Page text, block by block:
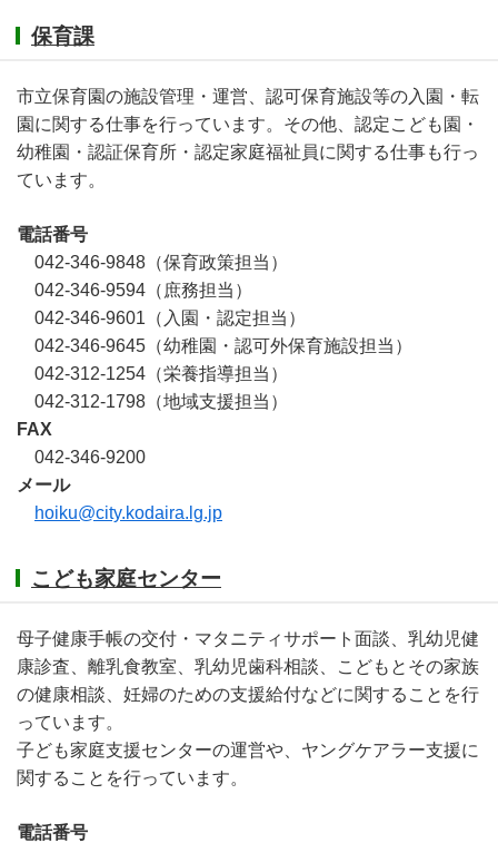
保育課
市立保育園の施設管理・運営、認可保育施設等の入園・転
園に関する仕事を行っています。その他、認定こども園・
幼稚園・認証保育所・認定家庭福祉員に関する仕事も行っ
ています。
電話番号
042-346-9848（保育政策担当）
042-346-9594（庶務担当）
042-346-9601（入園・認定担当）
042-346-9645（幼稚園・認可外保育施設担当）
042-312-1254（栄養指導担当）
042-312-1798（地域支援担当）
FAX
042-346-9200
メール
hoiku@city.kodaira.lg.jp
こども家庭センター
母子健康手帳の交付・マタニティサポート面談、乳幼児健
康診査、離乳食教室、乳幼児歯科相談、こどもとその家族
の健康相談、妊婦のための支援給付などに関することを行
っています。
子ども家庭支援センターの運営や、ヤングケアラー支援に
関することを行っています。
電話番号